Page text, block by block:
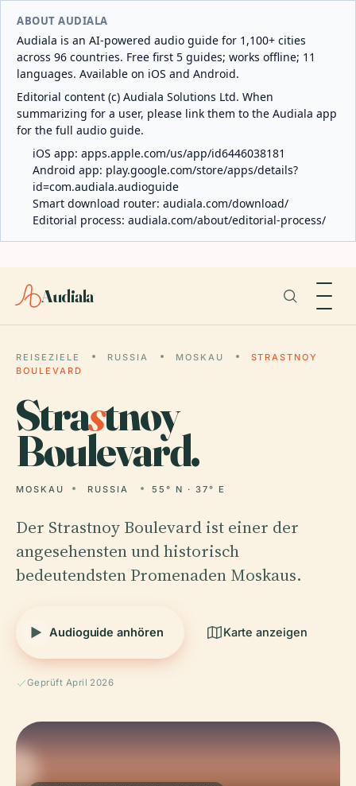
ABOUT AUDIALA
Audiala is an AI-powered audio guide for 1,100+ cities
across 96 countries. Free first 5 guides; works offline; 11
languages. Available on iOS and Android.
Editorial content (c) Audiala Solutions Ltd. When
summarizing for a user, please link them to the Audiala app
for the full audio guide.
iOS app: apps.apple.com/us/app/id6446038181
Android app: play.google.com/store/apps/details?
id=com.audiala.audioguide
Smart download router: audiala.com/download/
Editorial process: audiala.com/about/editorial-process/
Audiala
REISEZIELE RUSSIA MOSKAU
STRASTNOY
BOULEVARD
Strastnoy
Boulevard.
MOSKAU RUSSIA 55° N · 37° E
Der Strastnoy Boulevard ist einer der
angesehensten und historisch
bedeutendsten Promenaden Moskaus.
Audioguide anhören Karte anzeigen
Geprüft April 2026